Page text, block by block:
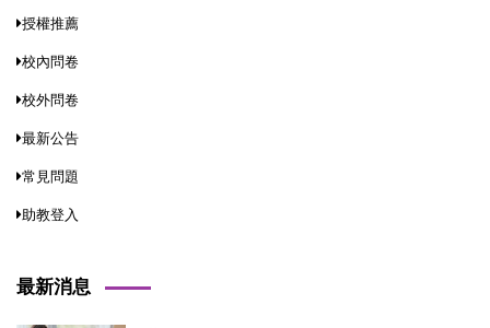
授權推薦
校內問卷
校外問卷
最新公告
常見問題
助教登入
最新消息